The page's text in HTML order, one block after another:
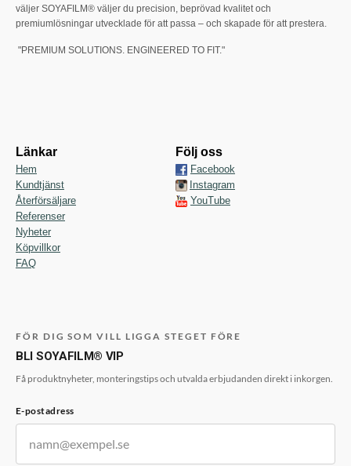
väljer SOYAFILM® väljer du precision, beprövad kvalitet och
premiumlösningar utvecklade för att passa – och skapade för att prestera.
"PREMIUM SOLUTIONS. ENGINEERED TO FIT."
Länkar
Hem
Kundtjänst
Återförsäljare
Referenser
Nyheter
Köpvillkor
FAQ
Följ oss
Facebook
Instagram
YouTube
FÖR DIG SOM VILL LIGGA STEGET FÖRE
BLI SOYAFILM® VIP
Få produktnyheter, monteringstips och utvalda erbjudanden direkt i inkorgen.
E-postadress